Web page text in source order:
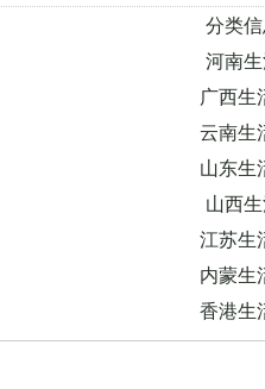
分类
河南
广西
云南生
山东
山西
江苏生
内蒙
香港生